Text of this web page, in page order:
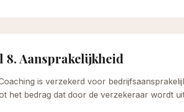
8. Aansprakelijkheid
is verzekerd voor
het bedrag dat door de verzekeraar wordt